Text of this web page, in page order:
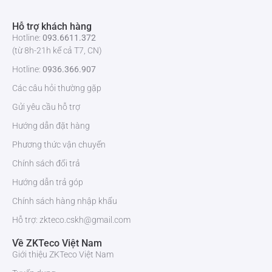
Tốc độ bit
Đa luồng
Luồng chính: 1920×1080 (125/30fps)
Luồng thứ ba: 1280×720 (1~25/30fps)
Zoom kỹ thuật
Nén âm thanh G.711A / G.726
Dynamic
Ngày/Đêm Tự động (ICR) / Màu / B/W
Cân bằng trắng Được hỗ trợ
Hỗ trợ khách hàng
Hotline: 093.6611.372
(từ 8h-21h kể cả T7, CN)
Hotline: 0936.366.907
Các câu hỏi thường gặp
Gửi yêu cầu hỗ trợ
Hướng dẫn đặt hàng
Phương thức vận chuyển
Chính sách đổi trả
Hướng dẫn trả góp
Chính sách hàng nhập khẩu
Hỗ trợ: zkteco.cskh@gmail.com
Về ZKTeco Việt Nam
Giới thiệu ZKTeco Việt Nam